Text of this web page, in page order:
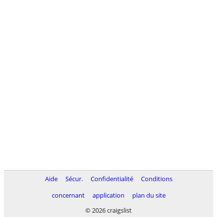
Aide Sécur. Confidentialité
Conditions
concernant
application
plan du site
© 2026 craigslist